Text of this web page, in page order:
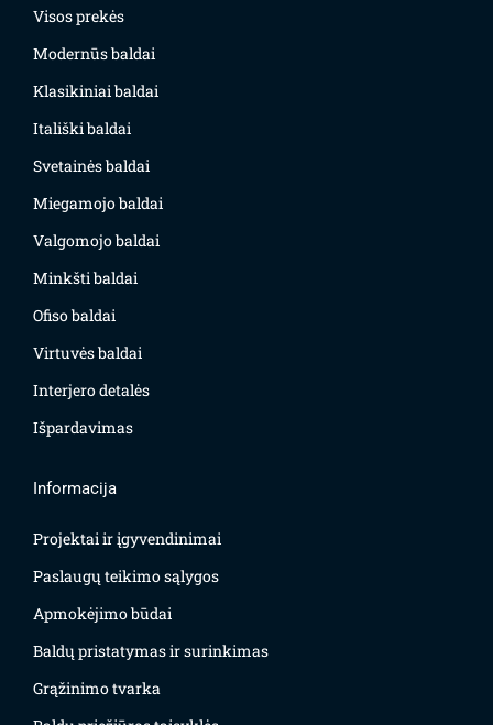
Visos prekės
Modernūs baldai
Klasikiniai baldai
Itališki baldai
Svetainės baldai
Miegamojo baldai
Valgomojo baldai
Minkšti baldai
Ofiso baldai
Virtuvės baldai
Interjero detalės
Išpardavimas
Informacija
Projektai ir įgyvendinimai
Paslaugų teikimo sąlygos
Apmokėjimo būdai
Baldų pristatymas ir surinkimas
Grąžinimo tvarka